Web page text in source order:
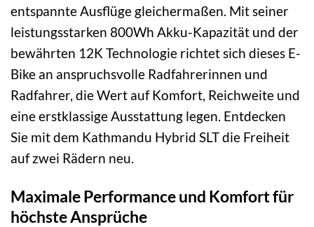
entspannte Ausflüge gleichermaßen. Mit seiner
leistungsstarken 800Wh Akku-Kapazität und der
bewährten 12K Technologie richtet sich dieses E-
Bike an anspruchsvolle Radfahrerinnen und
Radfahrer, die Wert auf Komfort, Reichweite und
eine erstklassige Ausstattung legen. Entdecken
Sie mit dem Kathmandu Hybrid SLT die Freiheit
auf zwei Rädern neu.
Maximale Performance und Komfort für
höchste Ansprüche